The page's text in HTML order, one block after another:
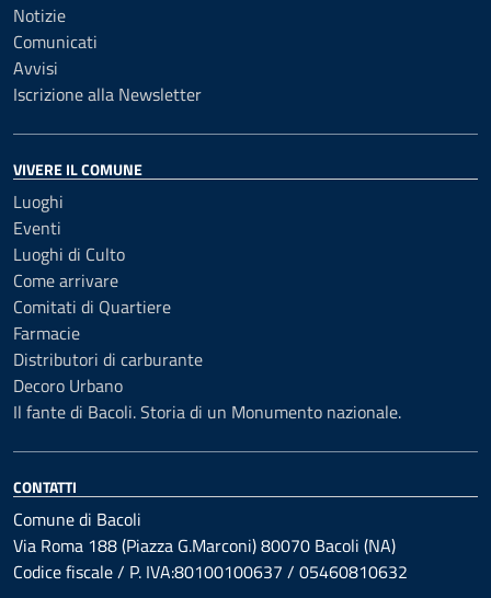
Notizie
Comunicati
Avvisi
Iscrizione alla Newsletter
VIVERE IL COMUNE
Luoghi
Eventi
Luoghi di Culto
Come arrivare
Comitati di Quartiere
Farmacie
Distributori di carburante
Decoro Urbano
Il fante di Bacoli. Storia di un Monumento nazionale.
CONTATTI
Comune di Bacoli
Via Roma 188 (Piazza G.Marconi) 80070 Bacoli (NA)
Codice fiscale / P. IVA:80100100637 / 05460810632